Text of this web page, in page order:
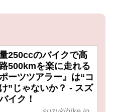
250ccのバイクで高
500kmを楽に走れる
ポーツツアラー』は“コ
”じゃないか？ - スズ
イク！